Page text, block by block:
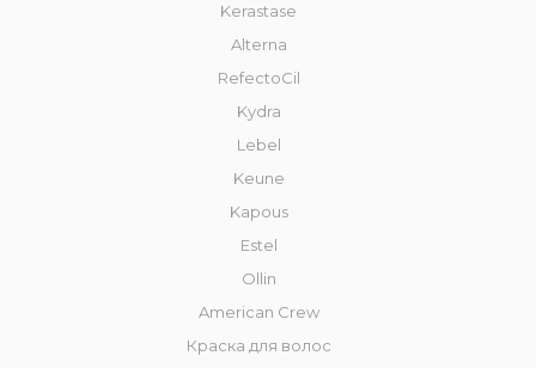
Kerastase
Alterna
RefectoCil
Kydra
Lebel
Keune
Kapous
Estel
Ollin
American Crew
Краска для волос